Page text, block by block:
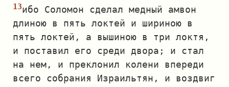
ибо Соломон сделал медный амвон
длиною в пять локтей и шириною в
пять локтей, а вышиною в три локтя,
и поставил его среди двора; и стал
на нем, и преклонил колени впереди
всего собрания Израильтян, и воздвиг